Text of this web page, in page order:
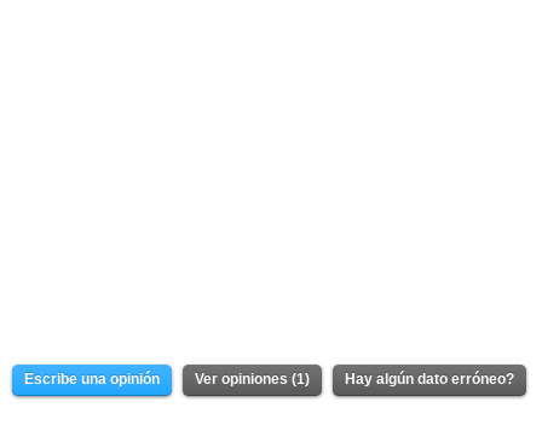
Escribe una opinión Ver opiniones (1) Hay algún dato erróneo?